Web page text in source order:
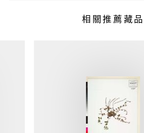
相關推薦藏品